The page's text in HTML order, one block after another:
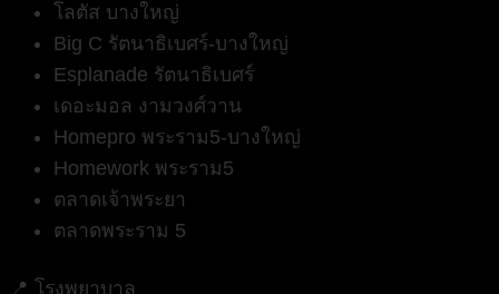
โลตัส บางใหญ่
Big C รัตนาธิเบศร์-บางใหญ่
Esplanade รัตนาธิเบศร์
เดอะมอล งามวงศ์วาน
Homepro พระราม5-บางใหญ่
Homework พระราม5
ตลาดเจ้าพระยา
ตลาดพระราม 5
📍 โรงพยาบาล